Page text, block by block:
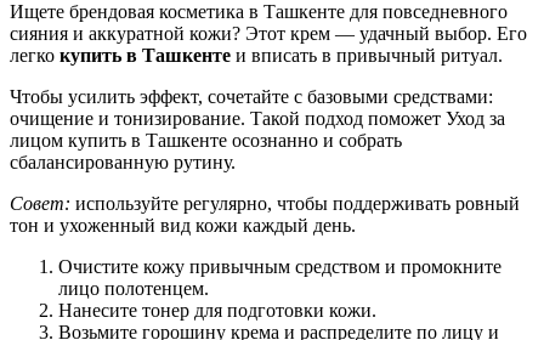
Ищете брендовая косметика в Ташкенте для повседневного
сияния и аккуратной кожи? Этот крем — удачный выбор. Его
легко купить в Ташкенте и вписать в привычный ритуал.
Чтобы усилить эффект, сочетайте с базовыми средствами:
очищение и тонизирование. Такой подход поможет Уход за
лицом купить в Ташкенте осознанно и собрать
сбалансированную рутину.
Совет: используйте регулярно, чтобы поддерживать ровный
тон и ухоженный вид кожи каждый день.
Очистите кожу привычным средством и промокните
лицо полотенцем.
Нанесите тонер для подготовки кожи.
Возьмите горошину крема и распределите по лицу и